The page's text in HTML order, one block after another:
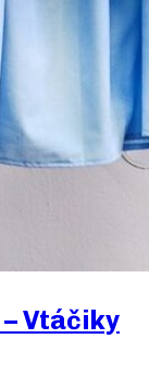
Vtáčiky